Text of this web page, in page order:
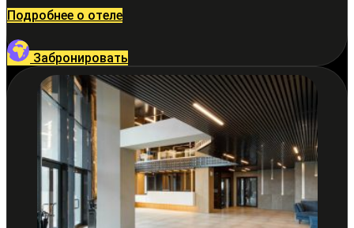
Подробнее о отеле
Забронировать